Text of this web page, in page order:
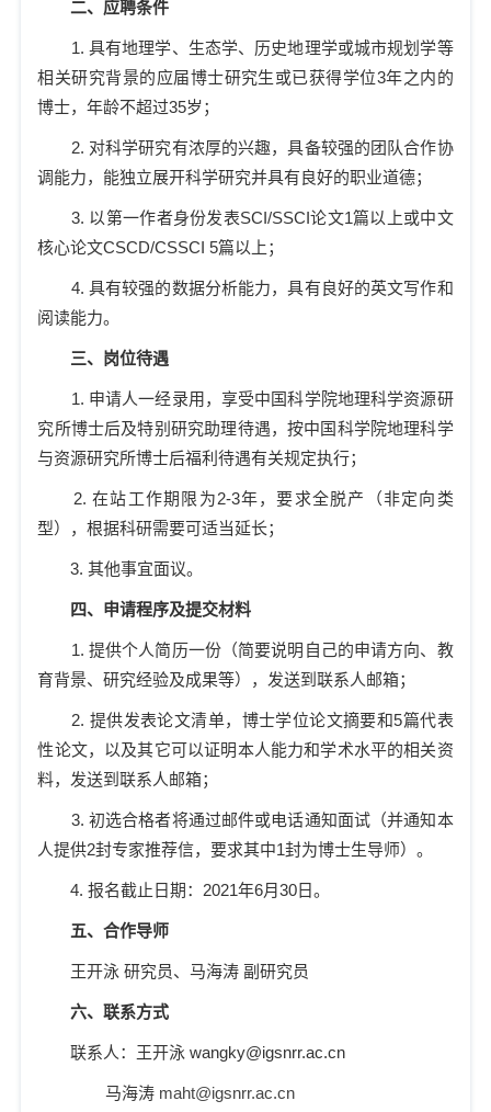
二、应聘条件
1. 具有地理学、生态学、历史地理学或城市规划学等
相关研究背景的应届博士研究生或已获得学位3年之内的
博士，年龄不超过35岁；
2. 对科学研究有浓厚的兴趣，具备较强的团队合作协
调能力，能独立展开科学研究并具有良好的职业道德；
3. 以第一作者身份发表SCI/SSCI论文1篇以上或中文
核心论文CSCD/CSSCI 5篇以上；
4. 具有较强的数据分析能力，具有良好的英文写作和
阅读能力。
三、岗位待遇
1. 申请人一经录用，享受中国科学院地理科学资源研
究所博士后及特别研究助理待遇，按中国科学院地理科学
与资源研究所博士后福利待遇有关规定执行；
2.在站工作期限为2-3年，要求全脱产（非定向类
型），根据科研需要可适当延长；
3.其他事宜面议。
四、申请程序及提交材料
1. 提供个人简历一份（简要说明自己的申请方向、教
育背景、研究经验及成果等），发送到联系人邮箱；
2. 提供发表论文清单，博士学位论文摘要和5篇代表
性论文，以及其它可以证明本人能力和学术水平的相关资
料，发送到联系人邮箱；
3. 初选合格者将通过邮件或电话通知面试（并通知本
人提供2封专家推荐信，要求其中1封为博士生导师）。
4.报名截止日期： 2021年6月30日。
五、合作导师
王开泳 研究员、马海涛 副研究员
六、联系方式
联系人：王开泳wangky@igsnrr.ac.cn
马海涛 maht@igsnrr.ac.cn